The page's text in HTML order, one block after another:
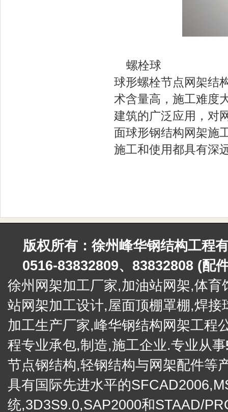
螺栓球
球形螺栓节点网架结
术含量高，施工难度
建筑的广泛应用，对
面球形钢结构网架施
施工和使用都具有深
版权所有：徐州峰华钢结构工程
0516-83832809、83832808 (配
徐州网架加工厂家,加油站网架,体育
站网架加工设计,屋面顶棚罩棚,焊接
加工生产厂家,峰华钢结构网架工程
程专业承包,制造,施工企业.专业从事
节点钢结构,轻钢结构与网架配件等
具有国际先进水平的
统,3D3S9.0,SAP2000和STAAD/